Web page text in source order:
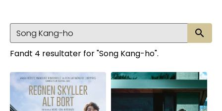
Fandt 4 resultater for "Song Kang-ho".